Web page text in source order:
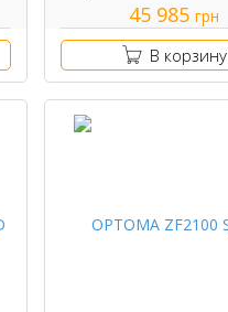
45 985грн
В корзину